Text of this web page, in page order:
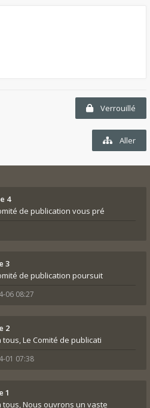
Verrouillé
Aller
4
de publication vous pré
3
de publication poursuit
06 08:27
2
Le Comité de publicati
01 07:38
1
Nous ouvrons un vaste